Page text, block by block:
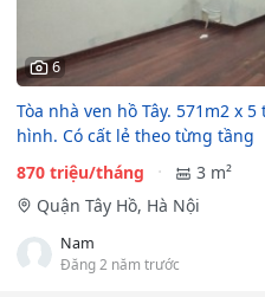
6
Tòa nhà ven hồ Tây. 571m2 x
hình. Có cất lẻ theo từng tầng
870 triệu/tháng
3 m²
Quận Tây Hồ, Hà Nội
Nam
Đăng 2 năm trước